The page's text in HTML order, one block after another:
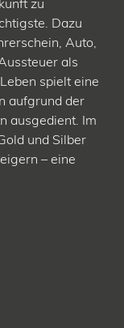
zu
Dazu
Auto,
als
spielt eine
aufgrund der
ausgedient. Im
und Silber
– eine